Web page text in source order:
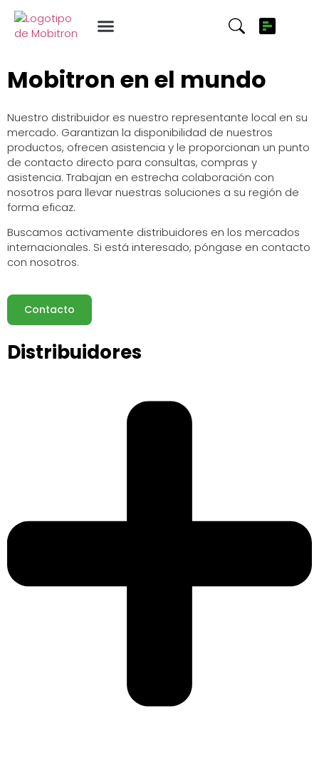
Encuentre un distribuidor en su
zona
Mobitron en el mundo
Nuestro distribuidor es nuestro representante local en su
mercado. Garantizan la disponibilidad de nuestros
productos, ofrecen asistencia y le proporcionan un punto
de contacto directo para consultas, compras y
asistencia. Trabajan en estrecha colaboración con
nosotros para llevar nuestras soluciones a su región de
forma eficaz.
Buscamos activamente distribuidores en los mercados
internacionales. Si está interesado, póngase en contacto
con nosotros.
Contacto
Distribuidores